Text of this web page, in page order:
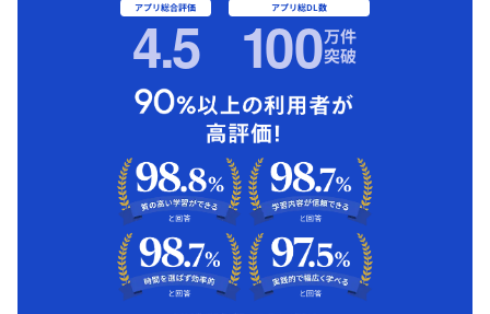
アプリ総合評価
4.5 アプリ総DL数
100万件
突破